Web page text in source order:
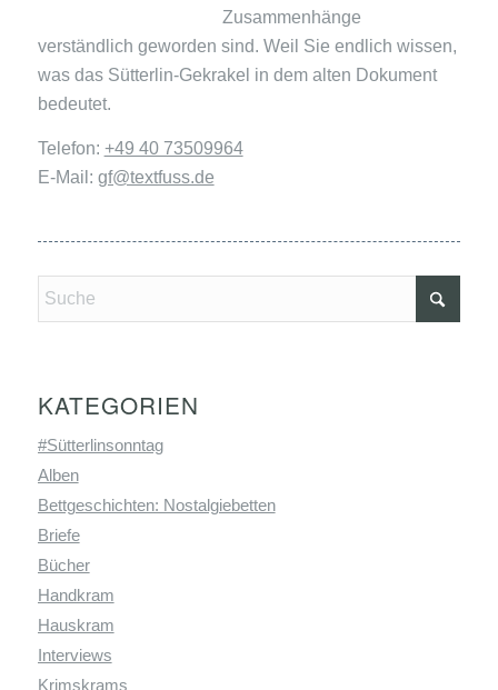
Zusammenhänge
verständlich geworden sind. Weil Sie endlich wissen,
was das Sütterlin-Gekrakel in dem alten Dokument
bedeutet.
Telefon: +49 40 73509964
E-Mail: gf@textfuss.de
KATEGORIEN
#Sütterlinsonntag
Alben
Bettgeschichten: Nostalgiebetten
Briefe
Bücher
Handkram
Hauskram
Interviews
Krimskrams